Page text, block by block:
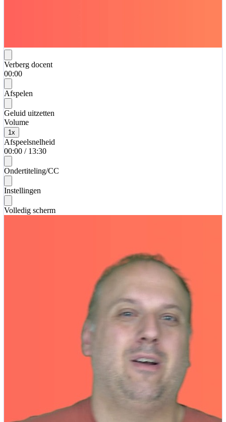
Verberg docent
00:00
Afspelen
Geluid uitzetten
Volume
1 x
Afspeelsnelheid
00:00 / 13:30
Ondertiteling/CC
Instellingen
Volledig scherm